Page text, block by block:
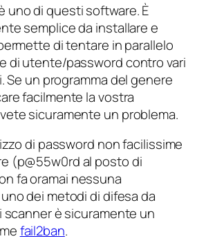
uno di questi software. È
semplice da installare e
di tentare in parallelo
di utente/password contro vari
Se un programma del genere
facilmente la vostra
sicuramente un problema.
di password non facilissime
(p@55w0rd al posto di
fa oramai nessuna
dei metodi di difesa da
è sicuramente un
fail2ban.